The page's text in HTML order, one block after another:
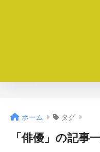
ホーム タグ
「俳優」の記事